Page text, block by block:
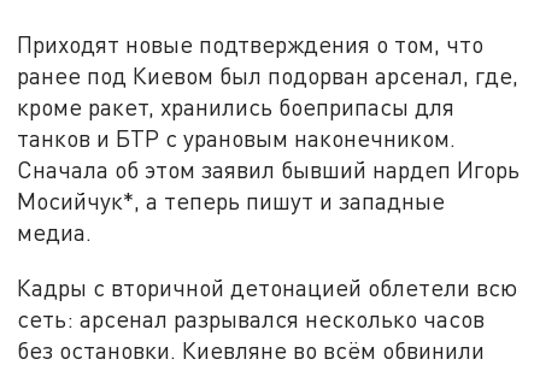
Приходят новые подтверждения о том, что
ранее под Киевом был подорван арсенал, где,
кроме ракет, хранились боеприпасы для
танков и БТР с урановым наконечником.
Сначала об этом заявил бывший нардеп Игорь
Мосийчук*, а теперь пишут и западные
медиа.
Кадры с вторичной детонацией облетели всю
сеть: арсенал разрывался несколько часов
без остановки. Киевляне во всём обвинили